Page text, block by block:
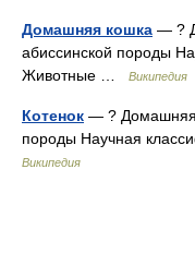
Домашняя кошка — ?
абиссинской породы
Животные …
Википедия
Котенок — ? Домашняя
породы Научная
Википедия